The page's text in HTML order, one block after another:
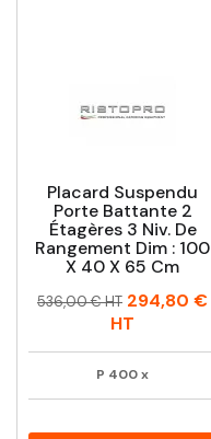
Placard Suspendu
Porte Battante 2
Étagères 3 Niv. De
Rangement Dim : 100
X 40 X 65 Cm
Prix
Prix
536,00 € HT 294,80 €
HT
P 400x